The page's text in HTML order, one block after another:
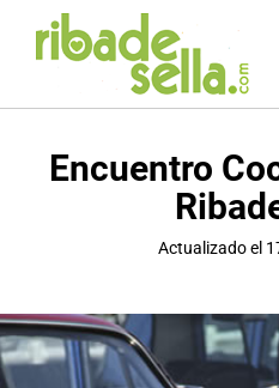
Encuentro
Actualizado el